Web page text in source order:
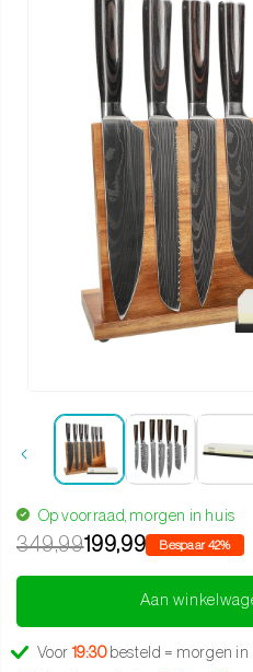
Op voorraad, morgen in huis
349,99199,99 Bespaar 42%
Aan
Voor 19:30besteld = morgen in